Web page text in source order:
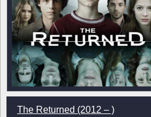
The Returned (2012 – )